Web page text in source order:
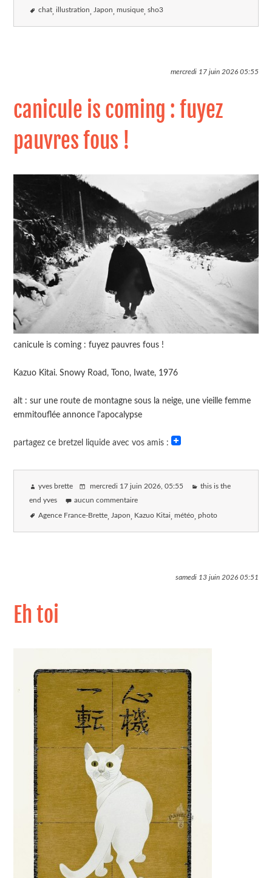
chat illustration Japon musique sho3
mercredi 17 juin 202605:55
canicule is coming : fuyez
pauvres fous !
canicule is coming : fuyez pauvres fous !
Kazuo Kitai. Snowy Road, Tono, Iwate, 1976
alt : sur une route de montagne sous la neige, une vieille femme
emmitouflée annonce l'apocalypse
partagez ce bretzel liquide avec vos amis :
yves brette mercredi 17 juin 2026, 05:55 this is the
end yves aucun commentaire
Agence France-Brette Japon Kazuo Kitai météo photo
samedi 13 juin 202605:51
Eh toi